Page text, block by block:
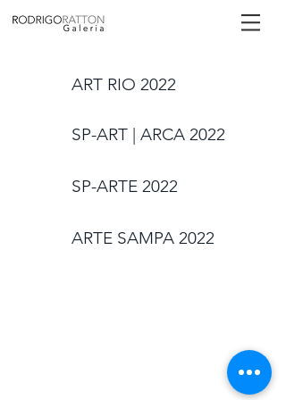
ARTE SAMPA 2022
SP-ART | ARCA 2022
SP-ARTE 2022
ART RIO 2022